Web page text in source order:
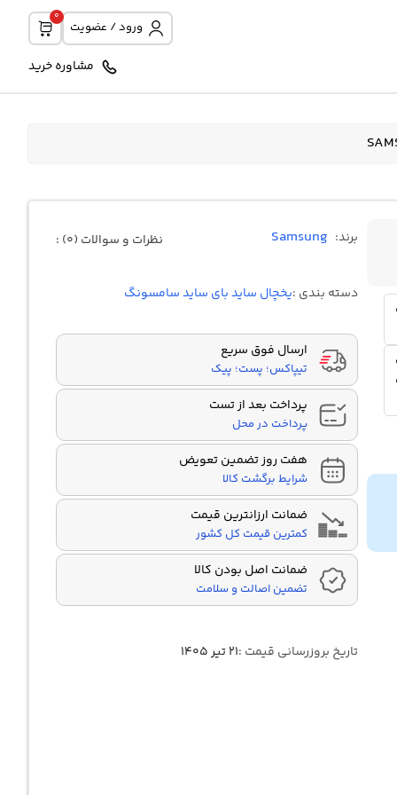
ورود / عضویت
0
مشاوره خرید
برند: Samsung نظرات و سوالات (0) :
دسته بندی :یخچال ساید بای ساید سامسونگ
ارسال فوق سریع
تیپاکس؛ پست؛ پیک
پرداخت بعد از تست
پرداخت در محل
هفت روز تضمین تعویض
شرایط برگشت کالا
ضمانت ارزانترین قیمت
کمترین قیمت کل کشور
ضمانت اصل بودن کالا
تضمین اصالت و سلامت
تاریخ بروزرسانی قیمت :۲۱ تیر ۱۴۰۵